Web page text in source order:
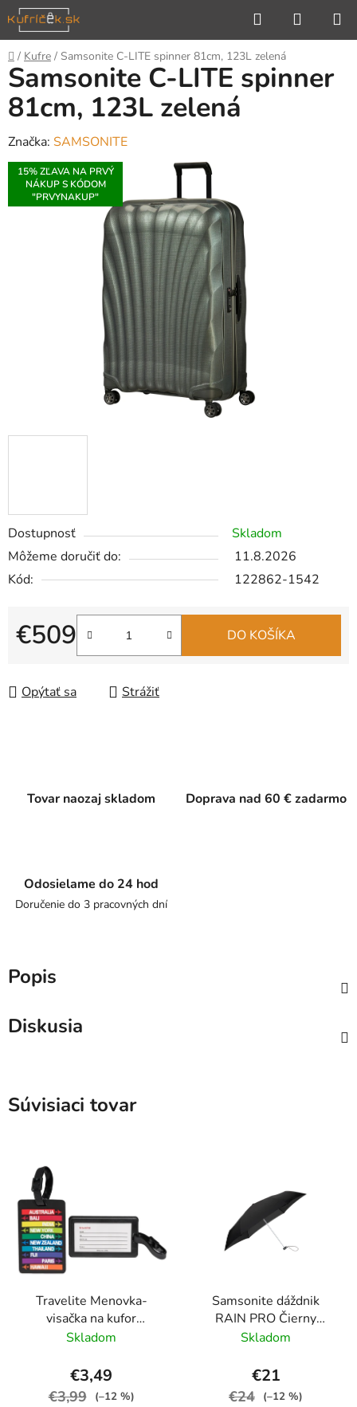
Prejsť
na
obsah
Hľadať
KOŠÍK
Domov
/ Kufre / Samsonite C-LITE spinner 81cm, 123L zelená
Dostupnosť
Skladom
Môžeme doručiť do:
11.8.2026
Kód:
122862-1542
€509
Jednotková cena:
DO KOŠÍKA
Opýtať sa Strážiť
Samsonite C-LITE spinner
81cm, 123L zelená
Značka: SAMSONITE
15% ZĽAVA NA PRVÝ
NÁKUP S KÓDOM
"PRVYNAKUP"
Tovar naozaj skladom Doprava nad 60 € zadarmo
Odosielame do 24 hod
Doručenie do 3 pracovných dní
Popis
Diskusia
Súvisiaci tovar
Travelite Menovka-
visačka na kufor
Multicolor Cities
Skladom
€3,49
€3,99 (–12 %)
Samsonite dáždnik
RAIN PRO Čierny
skladací manuálny
Skladom
€21
€24 (–12 %)